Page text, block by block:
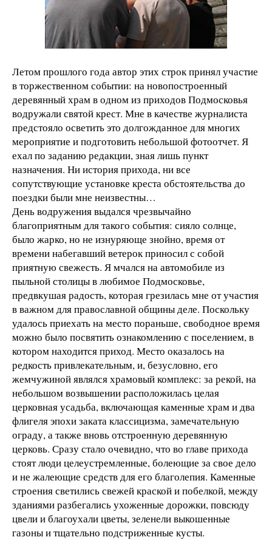
Летом прошлого года автор этих строк принял участие
в торжественном событии: на новопостроенный
деревянный храм в одном из приходов Подмосковья
водружали святой крест. Мне в качестве журналиста
предстояло осветить это долгожданное для многих
мероприятие и подготовить небольшой фотоотчет. Я
ехал по заданию редакции, зная лишь пункт
назначения. Ни история прихода, ни все
сопутствующие установке креста обстоятельства до
поездки были мне неизвестны…
День водружения выдался чрезвычайно
благоприятным для такого события: сияло солнце,
было жарко, но не изнуряюще знойно, время от
времени набегавший ветерок приносил с собой
приятную свежесть. Я мчался на автомобиле из
пыльной столицы в любимое Подмосковье,
предвкушая радость, которая грезилась мне от участия
в важном для православной общины деле. Поскольку
удалось приехать на место пораньше, свободное время
можно было посвятить ознакомлению с поселением, в
котором находится приход. Место оказалось на
редкость привлекательным, и, безусловно, его
жемчужиной являлся храмовый комплекс: за рекой, на
небольшом возвышении расположилась целая
церковная усадьба, включающая каменные храм и два
флигеля эпохи заката классицизма, замечательную
ограду, а также вновь отстроенную деревянную
церковь. Сразу стало очевидно, что во главе прихода
стоят люди целеустремленные, болеющие за свое дело
и не жалеющие средств для его благолепия. Каменные
строения светились свежей краской и побелкой, между
зданиями разбегались ухоженные дорожки, повсюду
цвели и благоухали цветы, зеленели выкошенные
газоны и тщательно подстриженные кусты.